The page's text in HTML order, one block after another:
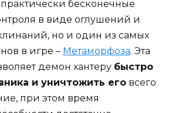
бесконечные
в виде оглушений и
но и один из самых
в игре – Метаморфоза. Эта
демон хантеру быстро
и уничтожить его всего
при этом время